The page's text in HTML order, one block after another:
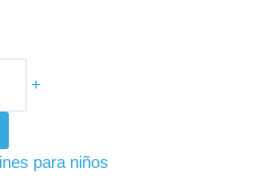
+
para niños